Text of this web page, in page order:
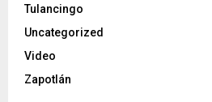
Tulancingo
Uncategorized
Video
Zapotlán